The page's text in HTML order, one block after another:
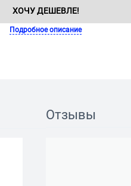
ХОЧУ ДЕШЕВЛЕ!
Подробное описание
Отзывы